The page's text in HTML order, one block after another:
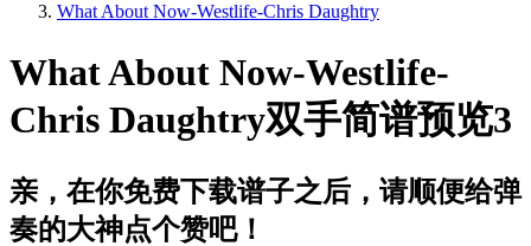
What About Now-Westlife-Chris Daughtry
What About Now-Westlife-
Chris Daughtry双手简谱预览3
亲，在你免费下载谱子之后，请顺便给弹
奏的大神点个赞吧！